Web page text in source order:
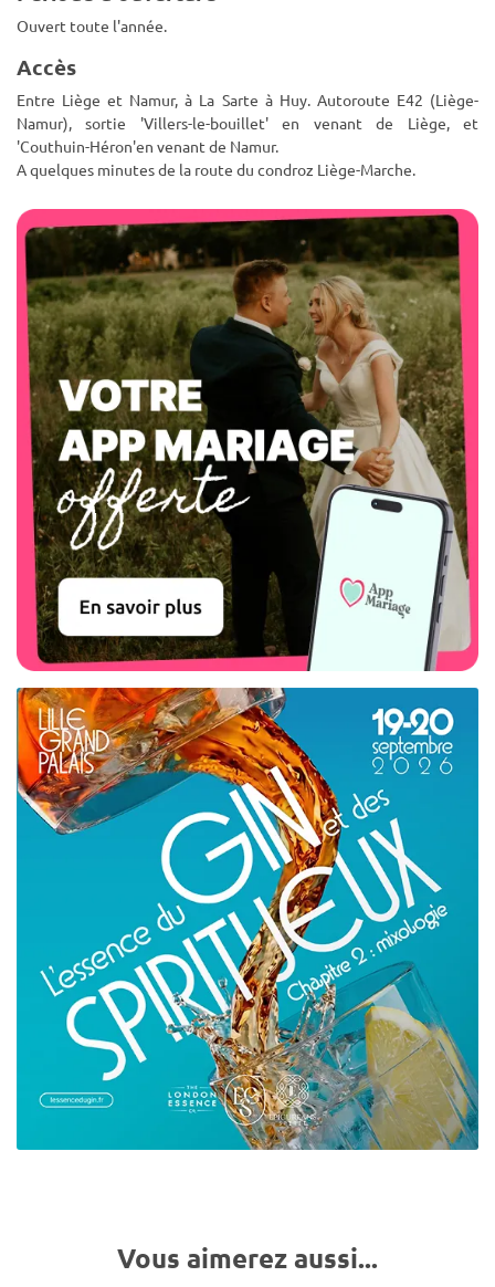
Ouvert toute l'année.
Accès
Entre Liège et Namur, à La Sarte à Huy. Autoroute E42 (Liège-
Namur), sortie 'Villers-le-bouillet' en venant de Liège, et
'Couthuin-Héron'en venant de Namur.
A quelques minutes de la route du condroz Liège-Marche.
Vous aimerez aussi...